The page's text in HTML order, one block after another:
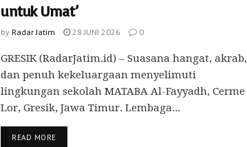
untuk Umat’
by Radar Jatim 28 JUNI 2026 0
GRESIK (RadarJatim.id) – Suasana hangat, akrab,
dan penuh kekeluargaan menyelimuti
lingkungan sekolah MATABA Al-Fayyadh, Cerme
Lor, Gresik, Jawa Timur. Lembaga...
READ MORE